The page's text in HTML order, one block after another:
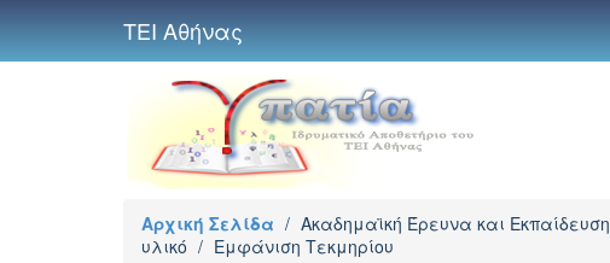
ΤΕΙ Αθήνας
Αρχική Σελίδα / Ακαδημαϊκή Έρευνα και Εκπαίδευση
υλικό / Εμφάνιση Τεκμηρίου